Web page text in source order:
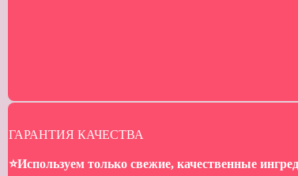
ГАРАНТИЯ КАЧЕСТВА
⭐️Используем только свежие, качественные